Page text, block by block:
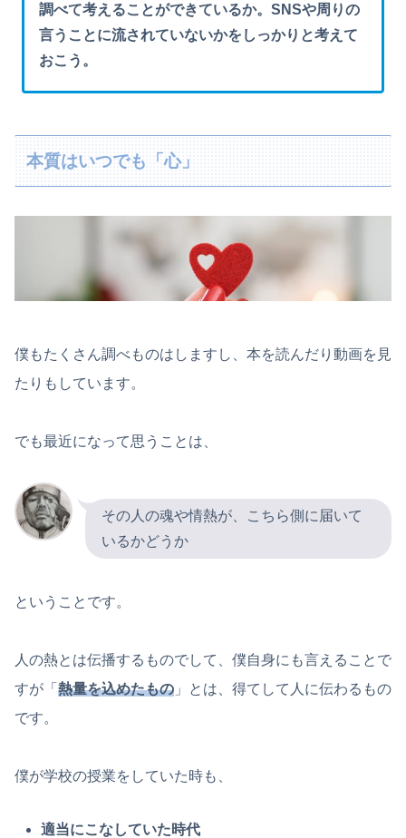
調べて考えることができているか。SNSや周りの
言うことに流されていないかをしっかりと考えて
おこう。
本質はいつでも「心」
僕もたくさん調べものはしますし、本を読んだり動画を見
たりもしています。
でも最近になって思うことは、
その人の魂や情熱が、こちら側に届いて
いるかどうか
ということです。
人の熱とは伝播するものでして、僕自身にも言えることで
すが「 熱量を込めたもの 」とは、得てして人に伝わるもの
です。
僕が学校の授業をしていた時も、
適当にこなしていた時代